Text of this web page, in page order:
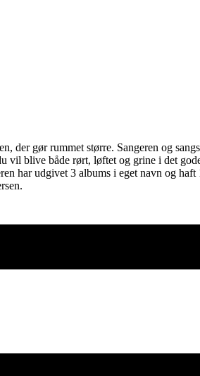
der gør rummet større. Sangeren og
blive både rørt, løftet og grine i det
har udgivet 3 albums i eget navn og